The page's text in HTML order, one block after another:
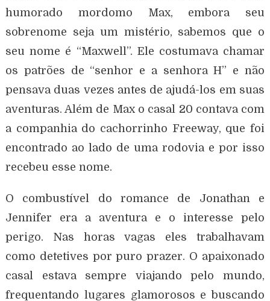
humorado mordomo Max, embora seu
sobrenome seja um mistério, sabemos que o
seu nome é “Maxwell”. Ele costumava chamar
os patrões de “senhor e a senhora H” e não
pensava duas vezes antes de ajudá-los em suas
aventuras. Além de Max o casal 20 contava com
a companhia do cachorrinho Freeway, que foi
encontrado ao lado de uma rodovia e por isso
recebeu esse nome.
O combustível do romance de Jonathan e
Jennifer era a aventura e o interesse pelo
perigo. Nas horas vagas eles trabalhavam
como detetives por puro prazer. O apaixonado
casal estava sempre viajando pelo mundo,
frequentando lugares glamorosos e buscando